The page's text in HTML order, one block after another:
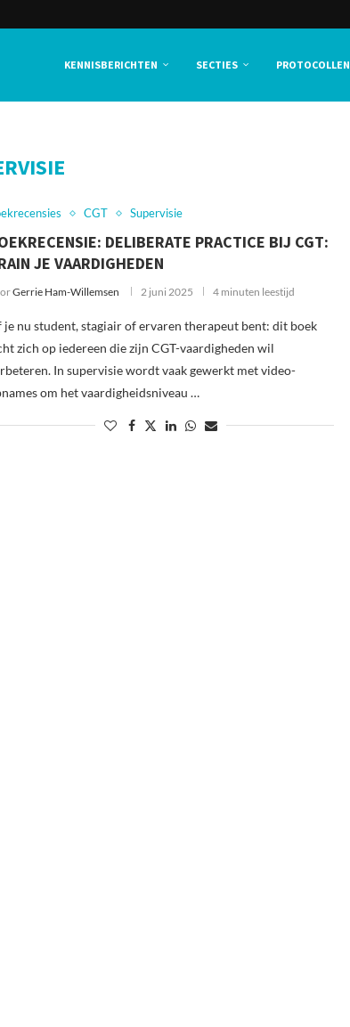
KENNISBERICHTEN SECTIES PROTOCOLLEN
CGT Supervisie
DELIBERATE PRACTICE BIJ CGT:
JE VAARDIGHEDEN
Gerrie Ham-Willemsen 2 juni 2025 4 minuten leestijd
je nu student, stagiair of ervaren therapeut bent: dit boek
zich op iedereen die zijn CGT-vaardigheden wil
In supervisie wordt vaak gewerkt met video-
om het vaardigheidsniveau …